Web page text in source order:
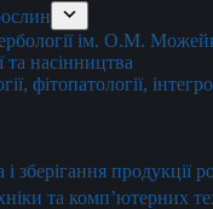
ім. О.М.
та насінництва
фітопатології,
зберігання продукції
та комп’ютерних